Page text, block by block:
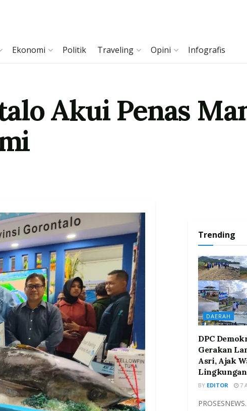
Ekonomi Politik Traveling Opini Infografis
Akui Penas
Trending
DAERAH
DPC
Gerakan
Asri, Ajak
Lingkungan
BY EDITOR 7